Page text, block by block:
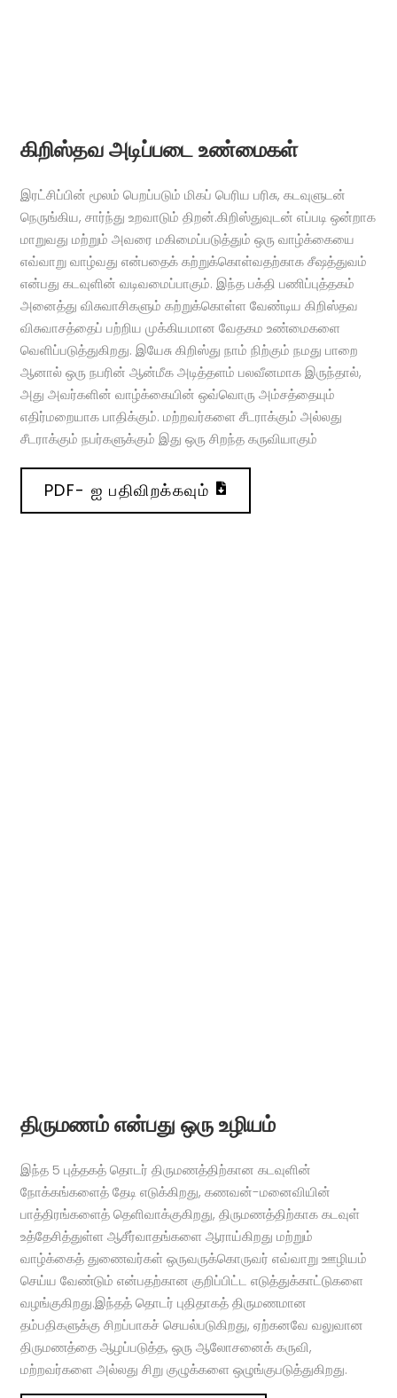
கிறிஸ்தவ அடிப்படை உண்மைகள்
இரட்சிப்பின் மூலம் பெறப்படும் மிகப் பெரிய பரிசு, கடவுளுடன்
நெருங்கிய, சார்ந்து உறவாடும் திறன்.கிறிஸ்துவுடன் எப்படி ஒன்றாக
மாறுவது மற்றும் அவரை மகிமைப்படுத்தும் ஒரு வாழ்க்கையை
எவ்வாறு வாழ்வது என்பதைக் கற்றுக்கொள்வதற்காக சீஷத்துவம்
என்பது கடவுளின் வடிவமைப்பாகும். இந்த பக்தி பணிப்புத்தகம்
அனைத்து விசுவாசிகளும் கற்றுக்கொள்ள வேண்டிய கிறிஸ்தவ
விசுவாசத்தைப் பற்றிய முக்கியமான வேதகம உண்மைகளை
வெளிப்படுத்துகிறது. இயேசு கிறிஸ்து நாம் நிற்கும் நமது பாறை
ஆனால் ஒரு நபரின் ஆன்மீக அடித்தளம் பலவீனமாக இருந்தால்,
அது அவர்களின் வாழ்க்கையின் ஒவ்வொரு அம்சத்தையும்
எதிர்மறையாக பாதிக்கும். மற்றவர்களை சீடராக்கும் அல்லது
சீடராக்கும் நபர்களுக்கும் இது ஒரு சிறந்த கருவியாகும்
PDF- ஐ பதிவிறக்கவும்
திருமணம் என்பது ஒரு உழியம்
இந்த 5 புத்தகத் தொடர் திருமணத்திற்கான கடவுளின்
நோக்கங்களைத் தேடி எடுக்கிறது, கணவன்-மனைவியின்
பாத்திரங்களைத் தெளிவாக்குகிறது, திருமணத்திற்காக கடவுள்
உத்தேசித்துள்ள ஆசீர்வாதங்களை ஆராய்கிறது மற்றும்
வாழ்க்கைத் துணைவர்கள் ஒருவருக்கொருவர் எவ்வாறு ஊழியம்
செய்ய வேண்டும் என்பதற்கான குறிப்பிட்ட எடுத்துக்காட்டுகளை
வழங்குகிறது.இந்தத் தொடர் புதிதாகத் திருமணமான
தம்பதிகளுக்கு சிறப்பாகச் செயல்படுகிறது, ஏற்கனவே வலுவான
திருமணத்தை ஆழப்படுத்த, ஒரு ஆலோசனைக் கருவி,
மற்றவர்களை அல்லது சிறு குழுக்களை ஒழுங்குபடுத்துகிறது.